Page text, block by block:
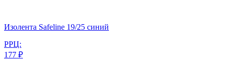
Изолента Safeline 19/25 синий
РРЦ:
177 ₽